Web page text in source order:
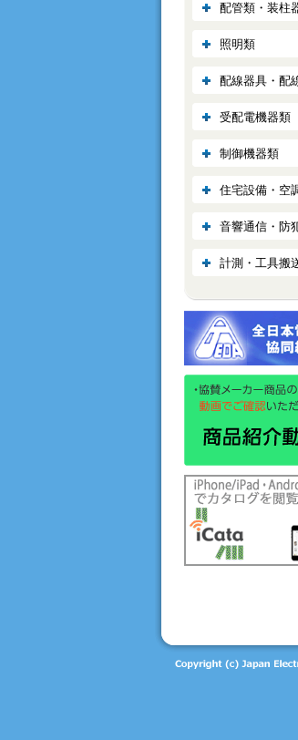
配管類・装柱
照明類
配線器具・配
受配電機器類
制御機器類
住宅設備・空
音響通信・防
計測・工具搬